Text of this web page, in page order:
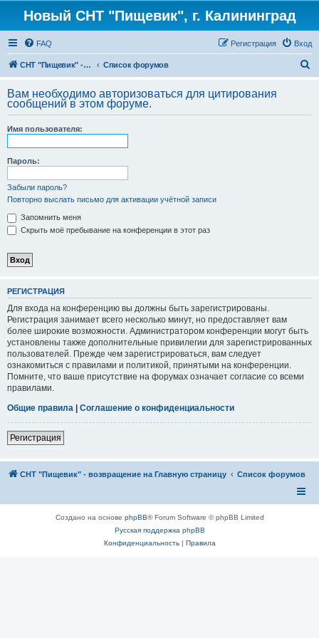
Новый СНТ "Пищевик", г. Калининград
FAQ Вход
Регистрация
СНТ "Пищевик" - возвращение на Главную страницу Список форумов
с
Вам необходимо авторизоваться для цитирования
сообщений в этом форуме.
Имя пользователя:
Пароль:
Забыли пароль?
Повторно выслать письмо для активации учётной записи
Запомнить меня
Скрыть моё пребывание на конференции в этот раз
РЕГИСТРАЦИЯ
Для входа на конференцию вы должны быть зарегистрированы.
Регистрация занимает всего несколько минут, но предоставляет вам
более широкие возможности. Администратором конференции могут быть
установлены также дополнительные привилегии для зарегистрированных
пользователей. Прежде чем зарегистрироваться, вам следует
ознакомиться с правилами и политикой, принятыми на конференции.
Помните, что ваше присутствие на форумах означает согласие со всеми
правилами.
Общие правила | Соглашение о конфиденциальности
Регистрация
СНТ "Пищевик" - возвращение на Главную страницу Список форумов
Создано на основе phpBB® Forum Software © phpBB Limited
Русская поддержка phpBB
Конфиденциальность| Правила